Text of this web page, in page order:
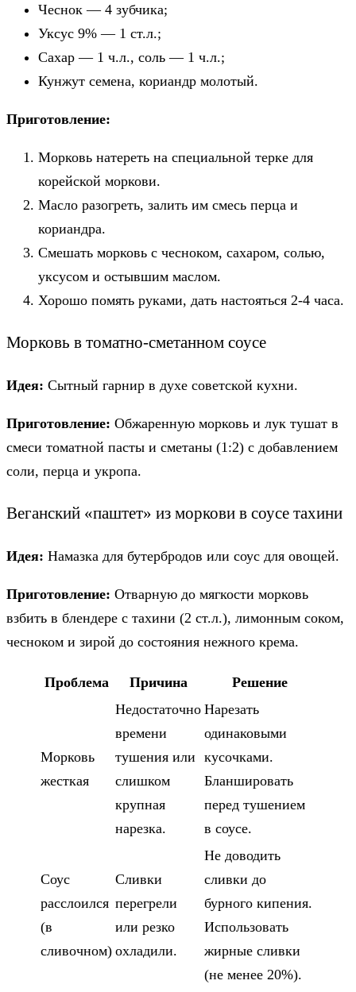
Чеснок — 4 зубчика;
Уксус 9% — 1 ст.л.;
Сахар — 1 ч.л., соль — 1 ч.л.;
Кунжут семена, кориандр молотый.
Приготовление:
Морковь натереть на специальной терке для
корейской моркови.
Масло разогреть, залить им смесь перца и
кориандра.
Смешать морковь с чесноком, сахаром, солью,
уксусом и остывшим маслом.
Хорошо помять руками, дать настояться 2-4 часа.
Морковь в томатно-сметанном соусе
Идея: Сытный гарнир в духе советской кухни.
Приготовление: Обжаренную морковь и лук тушат в
смеси томатной пасты и сметаны (1:2) с добавлением
соли, перца и укропа.
Веганский «паштет» из моркови в соусе тахини
Идея: Намазка для бутербродов или соус для овощей.
Приготовление: Отварную до мягкости морковь
взбить в блендере с тахини (2 ст.л.), лимонным соком,
чесноком и зирой до состояния нежного крема.
Проблема Причина Решение
Морковь
жесткая
Недостаточно
времени
тушения или
слишком
крупная
нарезка.
Нарезать
одинаковыми
кусочками.
Бланшировать
перед тушением
в соусе.
Соус
расслоился
(в
сливочном)
Сливки
перегрели
или резко
охладили.
Не доводить
сливки до
бурного кипения.
Использовать
жирные сливки
(не менее 20%).